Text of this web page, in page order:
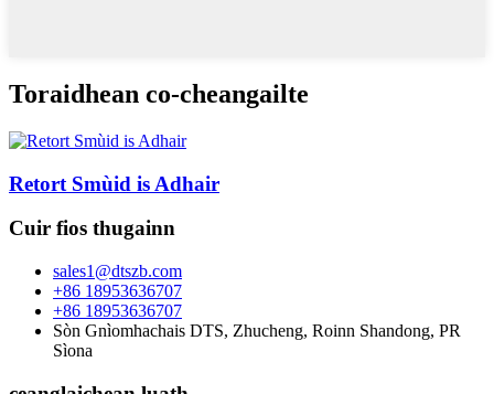
Toraidhean co-cheangailte
Retort Smùid is Adhair
Cuir fios thugainn
sales1@dtszb.com
+86 18953636707
+86 18953636707
Sòn Gnìomhachais DTS, Zhucheng, Roinn Shandong, PR
Sìona